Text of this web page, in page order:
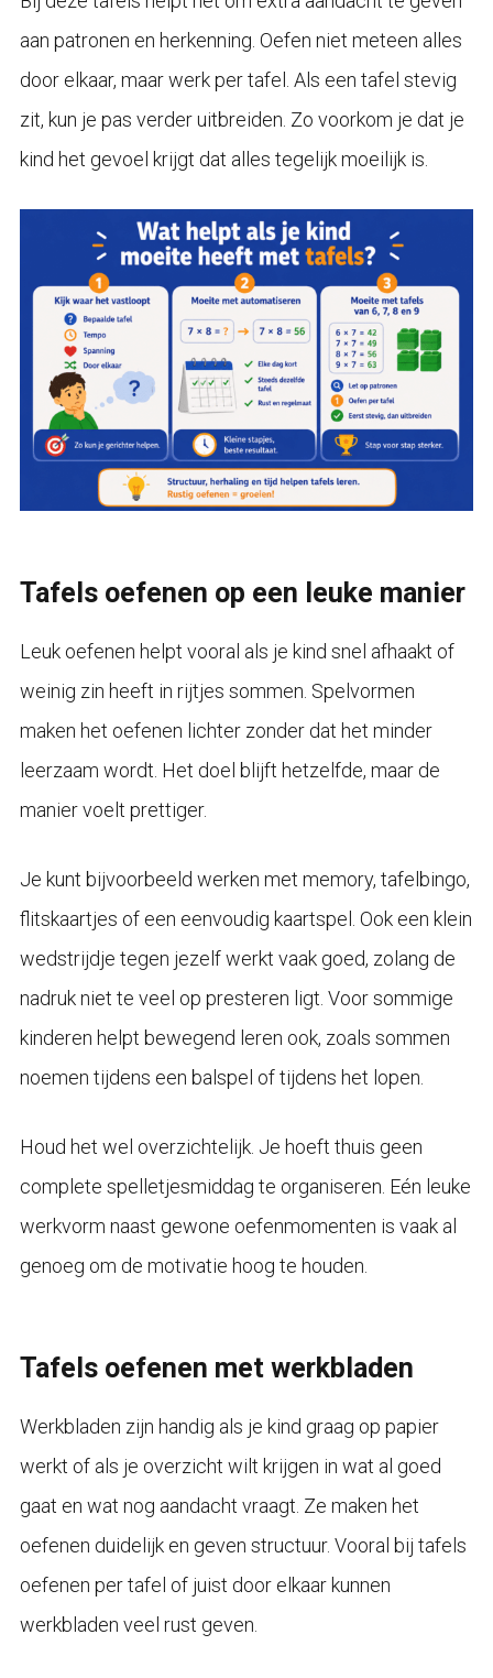
aan patronen en herkenning. Oefen niet meteen alles
door elkaar, maar werk per tafel. Als een tafel stevig
zit, kun je pas verder uitbreiden. Zo voorkom je dat je
kind het gevoel krijgt dat alles tegelijk moeilijk is.
Tafels oefenen op een leuke manier
Leuk oefenen helpt vooral als je kind snel afhaakt of
weinig zin heeft in rijtjes sommen. Spelvormen
maken het oefenen lichter zonder dat het minder
leerzaam wordt. Het doel blijft hetzelfde, maar de
manier voelt prettiger.
Je kunt bijvoorbeeld werken met memory, tafelbingo,
flitskaartjes of een eenvoudig kaartspel. Ook een klein
wedstrijdje tegen jezelf werkt vaak goed, zolang de
nadruk niet te veel op presteren ligt. Voor sommige
kinderen helpt bewegend leren ook, zoals sommen
noemen tijdens een balspel of tijdens het lopen.
Houd het wel overzichtelijk. Je hoeft thuis geen
complete spelletjesmiddag te organiseren. Eén leuke
werkvorm naast gewone oefenmomenten is vaak al
genoeg om de motivatie hoog te houden.
Tafels oefenen met werkbladen
Werkbladen zijn handig als je kind graag op papier
werkt of als je overzicht wilt krijgen in wat al goed
gaat en wat nog aandacht vraagt. Ze maken het
oefenen duidelijk en geven structuur. Vooral bij tafels
oefenen per tafel of juist door elkaar kunnen
werkbladen veel rust geven.